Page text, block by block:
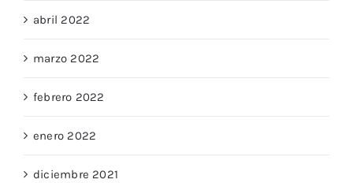
abril 2022
marzo 2022
febrero 2022
enero 2022
diciembre 2021